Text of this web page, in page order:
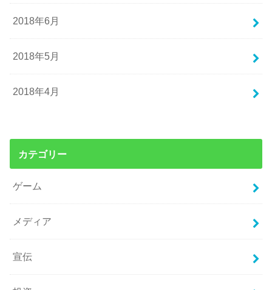
2018年6月
2018年5月
2018年4月
カテゴリー
ゲーム
メディア
宣伝